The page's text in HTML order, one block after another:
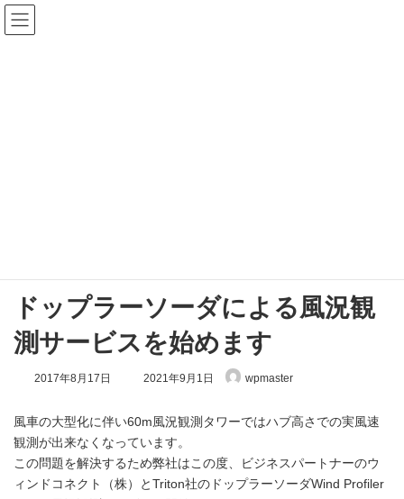
コ
ン
テ
ナ
ビ
ゲ
ドップラーソーダによる風況観
測サービスを始めます
2017年8月17日
最
新
時
:
2021年9月1日 wpmaster
風車の大型化に伴い60m風況観測タワーではハブ高さでの実風速
観測が出来なくなっています。
この問題を解決するため弊社はこの度、ビジネスパートナーのウ
ィンドコネクト（株）とTriton社のドップラーソーダWind Profiler